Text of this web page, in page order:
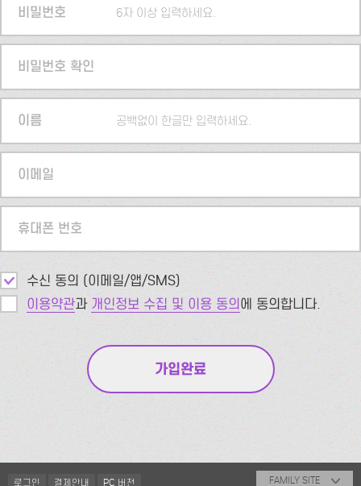
비밀번호 6자 이상 입력하세요.
비밀번호 확인
이름 공백없이 한글만 입력하세요.
이메일
휴대폰 번호
수신 동의 (이메일/앱/SMS)
이용약관과 개인정보 수집 및 이용 동의에 동의합니다.
로그인 결제안내 PC 버전 FAMILY SITE